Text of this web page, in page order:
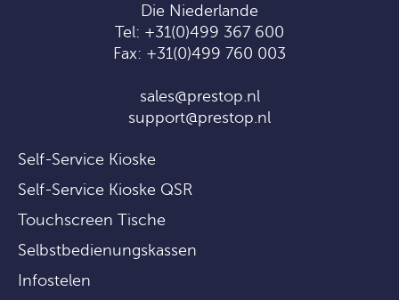
Die Niederlande
Tel: +31(0)499 367 600
Fax: +31(0)499 760 003
sales@prestop.nl
support@prestop.nl
Self-Service Kioske
Self-Service Kioske QSR
Touchscreen Tische
Selbstbedienungskassen
Infostelen